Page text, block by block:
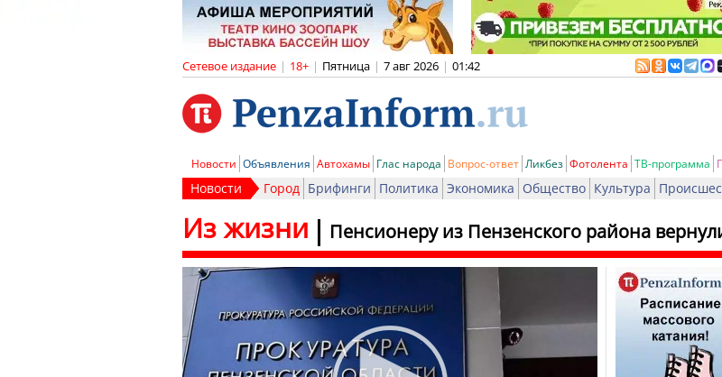
Сетевое издание | 18+ | Пятница | 7 авг 2026 | 01:42
Новости Объявления Автохамы Глас народа Вопрос-ответ Ликбез Фотолента ТВ-программа
Новости Город Брифинги Политика Экономика Общество Культура
Пенсионеру из Пензенского района
Из жизни